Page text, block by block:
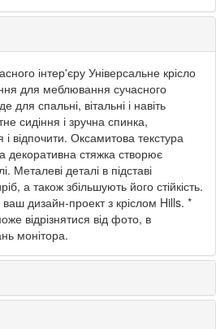
інтер'єру Універсальне крісло
для меблювання сучасного
для спальні, вітальні і навіть
сидіння і зручна спинка,
відпочити. Оксамитова текстура
декоративна стяжка створює
Металеві деталі в підставі
а також збільшують його стійкість.
дизайн-проект з кріслом Hills. *
відрізнятися від фото, в
монітора.